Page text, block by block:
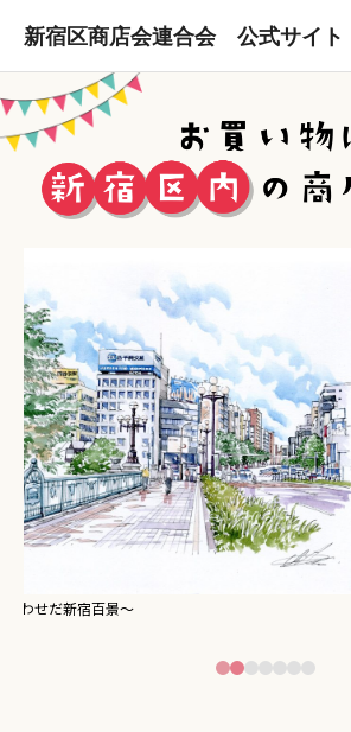
新宿区商店会連合会 公式サイト